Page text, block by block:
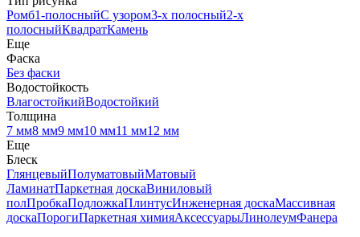
Ромб1-полосныйС узором3-х полосный2-х
полосныйКвадратКамень
Еще
Фаска
Без фаски
Водостойкость
ВлагостойкийВодостойкий
Толщина
7 мм8 мм9 мм10 мм11 мм12 мм
Еще
Блеск
ГлянцевыйПолуматовыйМатовый
ЛаминатПаркетная доскаВиниловый
полПробкаПодложкаПлинтусИнженерная доскаМассивная
доскаПорогиПаркетная химияАксессуарыЛинолеумФанера